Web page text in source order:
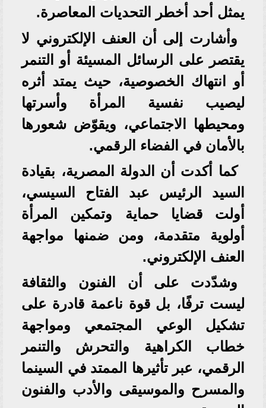
يمثل أحد أخطر التحديات المعاصرة.
وأشارت إلى أن العنف الإلكتروني لا
يقتصر على الرسائل المسيئة أو التنمر
أو انتهاك الخصوصية، حيث يمتد أثره
ليصيب نفسية المرأة وأسرتها
ومحيطها الاجتماعي، ويقوّض شعورها
بالأمان في الفضاء الرقمي.
كما أكدت أن الدولة المصرية، بقيادة
السيد الرئيس عبد الفتاح السيسي،
أولت قضايا حماية وتمكين المرأة
أولوية متقدمة، ومن ضمنها مواجهة
العنف الإلكتروني.
وشدّدت على أن الفنون والثقافة
ليست ترفًا، بل قوة ناعمة قادرة على
تشكيل الوعي المجتمعي ومواجهة
خطاب الكراهية والتحرش والتنمر
الرقمي، عبر تأثيرها الممتد في السينما
والمسرح والموسيقى والأدب والفنون